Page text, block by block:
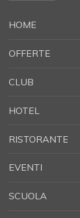
HOME
OFFERTE
CLUB
HOTEL
RISTORANTE
EVENTI
SCUOLA